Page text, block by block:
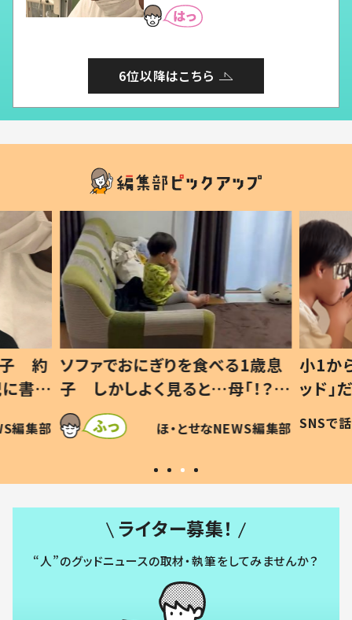
6位以降はこちら
歳息
？」
編集部
小1から不登校、息子は「ギフテ
ッド」だった 父が“ウチ給食”を
作り続ける理由とは #令和の親
#令和の子
SNSで話題 ほ・とせなNEWS編集部
ひ孫
が、抱
「涙
い」
ライター募集！
“人”のグッドニュースの取材・執筆をしてみませんか？